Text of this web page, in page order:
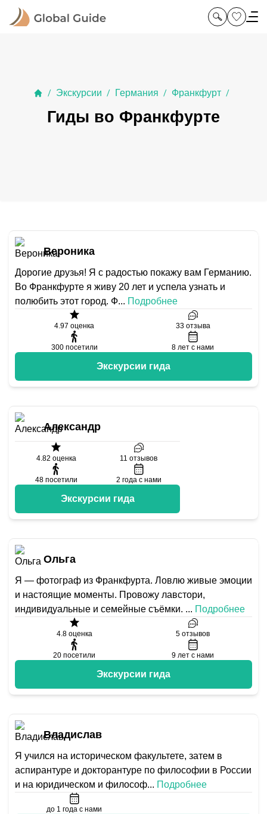
/ Экскурсии / Германия / Франкфурт /
Гиды во Франкфурте
Вероника
Дорогие друзья! Я с радостью покажу вам Германию.
Во Франкфурте я живу 20 лет и успела узнать и
полюбить этот город. Ф... Подробнее
4.97 оценка 33 отзыва
300 посетили 8 лет с нами
Экскурсии гида
Александр
4.82 оценка 11 отзывов
48 посетили 2 года с нами
Экскурсии гида
Ольга
Я — фотограф из Франкфурта. Ловлю живые эмоции
и настоящие моменты. Провожу лавстори,
индивидуальные и семейные съёмки. ... Подробнее
4.8оценка 5 отзывов
20 посетили 9 лет с нами
Экскурсии гида
Владислав
Я учился на историческом факультете, затем в
аспирантуре и докторантуре по философии в России
и на юридическом и философ... Подробнее
до 1 года с нами